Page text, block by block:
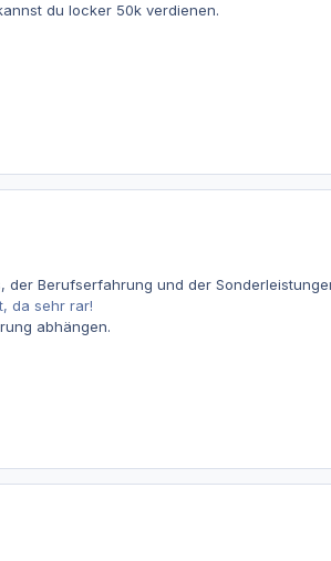
du locker 50k verdienen.
Berufserfahrung und der
da sehr rar!
abhängen.